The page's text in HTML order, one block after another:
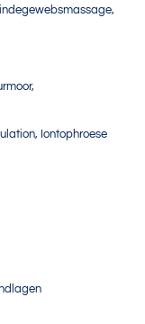
Iontophroese